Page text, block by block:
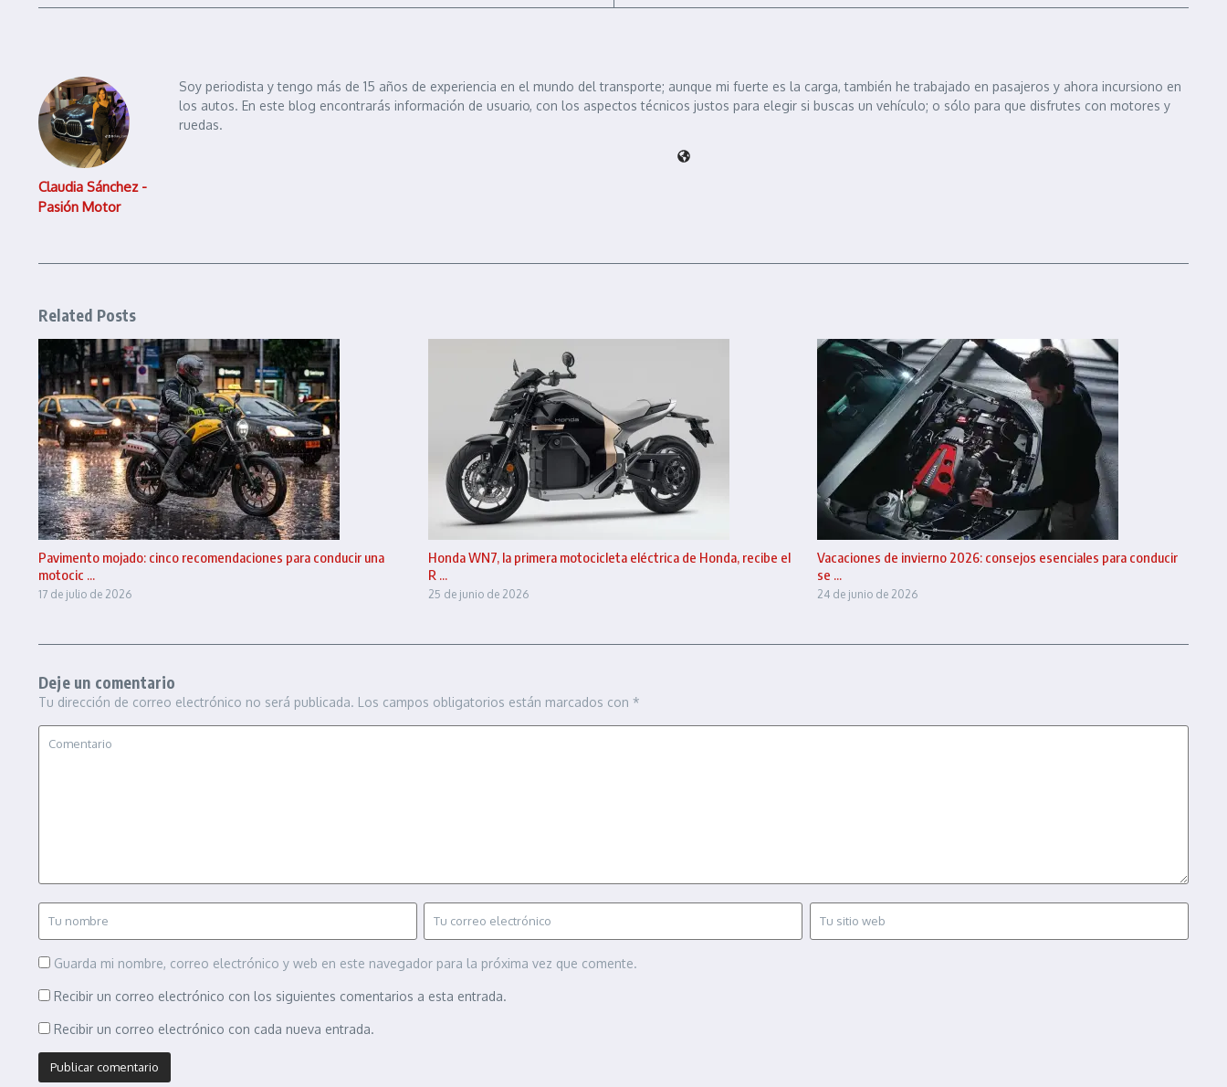
Claudia Sánchez -
Pasión Motor
Soy periodista y tengo más de 15 años de experiencia en el mundo del transporte; aunque mi fuerte es la carga, también he trabajado en pasajeros y ahora incursiono en
los autos. En este blog encontrarás información de usuario, con los aspectos técnicos justos para elegir si buscas un vehículo; o sólo para que disfrutes con motores y
ruedas.
Related Posts
Pavimento mojado: cinco recomendaciones para conducir una
motocic ...
17 de julio de 2026
Honda WN7, la primera motocicleta eléctrica de Honda, recibe el
R ...
25 de junio de 2026
Vacaciones de invierno 2026: consejos esenciales para conducir
se ...
24 de junio de 2026
Deje un comentario
Tu dirección de correo electrónico no será publicada. Los campos obligatorios están marcados con *
Guarda mi nombre, correo electrónico y web en este navegador para la próxima vez que comente.
Recibir un correo electrónico con los siguientes comentarios a esta entrada.
Recibir un correo electrónico con cada nueva entrada.